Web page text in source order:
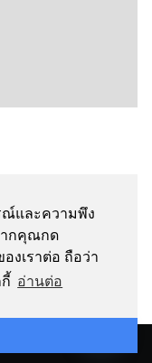
ณ์และความพึง
ากคุณกด
งเราต่อ ถือว่า
อ่านต่อ
us
Open